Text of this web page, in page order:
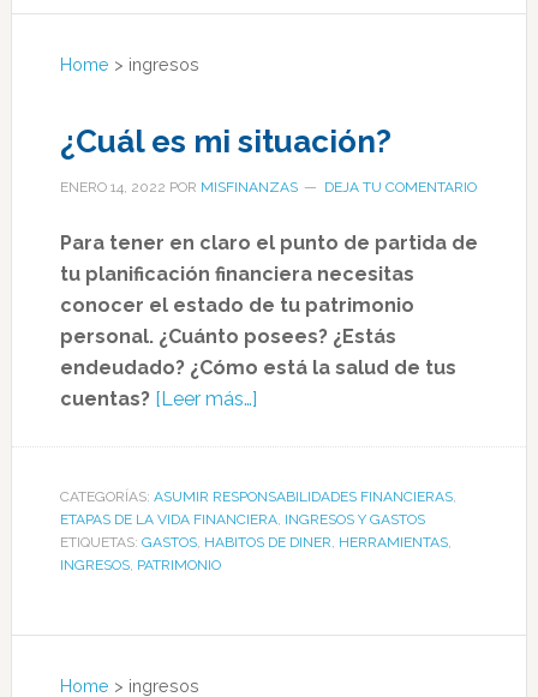
Home > ingresos
¿Cuál es mi situación?
ENERO 14, 2022 POR MISFINANZAS DEJA TU COMENTARIO
Para tener en claro el punto de partida de
tu planificación financiera necesitas
conocer el estado de tu patrimonio
personal. ¿Cuánto posees? ¿Estás
endeudado? ¿Cómo está la salud de tus
cuentas? [Leer más…]
CATEGORÍAS: ASUMIR RESPONSABILIDADES FINANCIERAS,
ETAPAS DE LA VIDA FINANCIERA, INGRESOS Y GASTOS
ETIQUETAS: GASTOS, HABITOS DE DINER, HERRAMIENTAS,
INGRESOS, PATRIMONIO
Home > ingresos